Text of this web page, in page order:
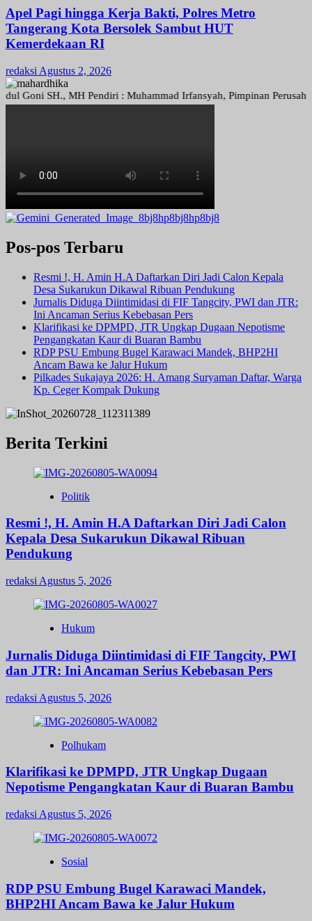
Apel Pagi hingga Kerja Bakti, Polres Metro
Tangerang Kota Bersolek Sambut HUT
Kemerdekaan RI
redaksi Agustus 2, 2026
Goni SH., MH Pendiri : Muhammad Irfansyah, Pimpinan
Pos-pos Terbaru
Resmi !, H. Amin H.A Daftarkan Diri Jadi Calon Kepala
Desa Sukarukun Dikawal Ribuan Pendukung
Jurnalis Diduga Diintimidasi di FIF Tangcity, PWI dan JTR:
Ini Ancaman Serius Kebebasan Pers
Klarifikasi ke DPMPD, JTR Ungkap Dugaan Nepotisme
Pengangkatan Kaur di Buaran Bambu
RDP PSU Embung Bugel Karawaci Mandek, BHP2HI
Ancam Bawa ke Jalur Hukum
Pilkades Sukajaya 2026: H. Amang Suryaman Daftar, Warga
Kp. Ceger Kompak Dukung
Berita Terkini
Politik
Resmi !, H. Amin H.A Daftarkan Diri Jadi Calon
Kepala Desa Sukarukun Dikawal Ribuan
Pendukung
redaksi Agustus 5, 2026
Hukum
Jurnalis Diduga Diintimidasi di FIF Tangcity, PWI
dan JTR: Ini Ancaman Serius Kebebasan Pers
redaksi Agustus 5, 2026
Polhukam
Klarifikasi ke DPMPD, JTR Ungkap Dugaan
Nepotisme Pengangkatan Kaur di Buaran Bambu
redaksi Agustus 5, 2026
Sosial
RDP PSU Embung Bugel Karawaci Mandek,
BHP2HI Ancam Bawa ke Jalur Hukum